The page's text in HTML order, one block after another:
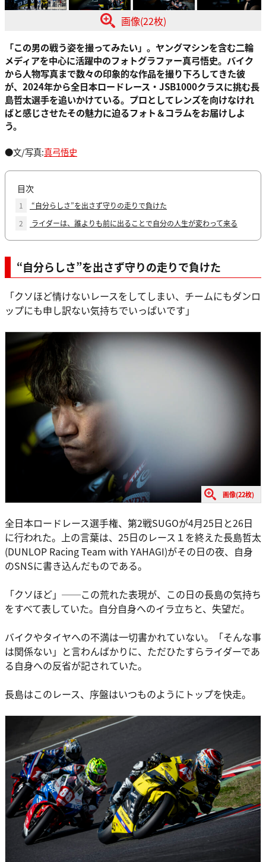
画像(22枚)
「この男の戦う姿を撮ってみたい」。ヤングマシンを含む二輪
メディアを中心に活躍中のフォトグラファー真弓悟史。バイク
から人物写真まで数々の印象的な作品を撮り下ろしてきた彼
が、2024年から全日本ロードレース・JSB1000クラスに挑む長
島哲太選手を追いかけている。プロとしてレンズを向けなけれ
ばと感じさせたその魅力に迫るフォト＆コラムをお届けしよ
う。
●文/写真:真弓悟史
目次
1
“自分らしさ”を出さず守りの走りで負けた
2
ライダーは、誰よりも前に出ることで自分の人生が変わって来る
“自分らしさ”を出さず守りの走りで負けた
「クソほど情けないレースをしてしまい、チームにもダンロ
ップにも申し訳ない気持ちでいっぱいです」
画像(22枚)
全日本ロードレース選手権、第2戦SUGOが4月25日と26日
に行われた。上の言葉は、25日のレース１を終えた長島哲太
(DUNLOP Racing Team with YAHAGI)がその日の夜、自身
のSNSに書き込んだものである。
「クソほど」──この荒れた表現が、この日の長島の気持ち
をすべて表していた。自分自身へのイラ立ちと、失望だ。
バイクやタイヤへの不満は一切書かれていない。「そんな事
は関係ない」と言わんばかりに、ただひたすらライダーであ
る自身への反省が記されていた。
長島はこのレース、序盤はいつものようにトップを快走。